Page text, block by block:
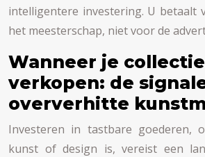
intelligentere investering. U betaalt
het meesterschap, niet voor de
Wanneer je
verkopen: de
oververhitte
Investeren in tastbare goederen,
kunst of design is, vereist een